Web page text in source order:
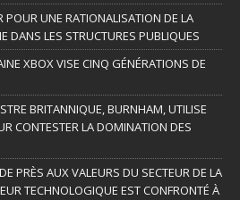
POUR UNE RATIONALISATION DE LA
DANS LES STRUCTURES PUBLIQUES
XBOX VISE CINQ GÉNÉRATIONS DE
BRITANNIQUE, BURNHAM, UTILISE
CONTESTER LA DOMINATION DES
PRÈS AUX VALEURS DU SECTEUR DE LA
TECHNOLOGIQUE EST CONFRONTÉ À